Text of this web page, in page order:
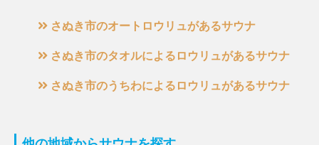
さぬき市のオートロウリュがあるサウナ
さぬき市のタオルによるロウリュがあるサウナ
さぬき市のうちわによるロウリュがあるサウナ